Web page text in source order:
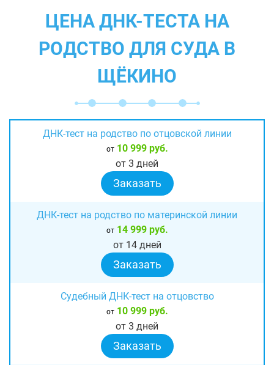
ЦЕНА ДНК-ТЕСТА НА
РОДСТВО ДЛЯ СУДА В
ЩЁКИНО
ДНК-тест на родство по отцовской линии
от10 999 руб.
от 3 дней
Заказать
ДНК-тест на родство по материнской линии
от14 999 руб.
от 14 дней
Заказать
Судебный ДНК-тест на отцовство
от10 999 руб.
от 3 дней
Заказать